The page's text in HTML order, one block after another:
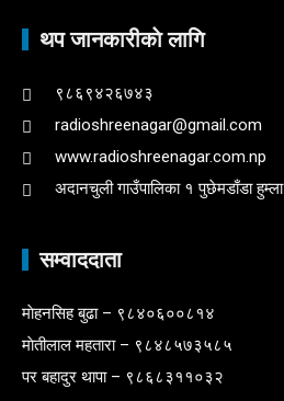
थप जानकारीकाे लागि
९८६९४२६७४३
radioshreenagar@gmail.com
www.radioshreenagar.com.np
अदानचुली गाउँपालिका १ पुछेमडाँडा हुम्ला
सम्वाददाता
माेहनसिह बुढा – ९८४०६००८१४
माेतीलाल महतारा – ९८४८५७३५८५
पर बहादुर थापा – ९८६८३११०३२